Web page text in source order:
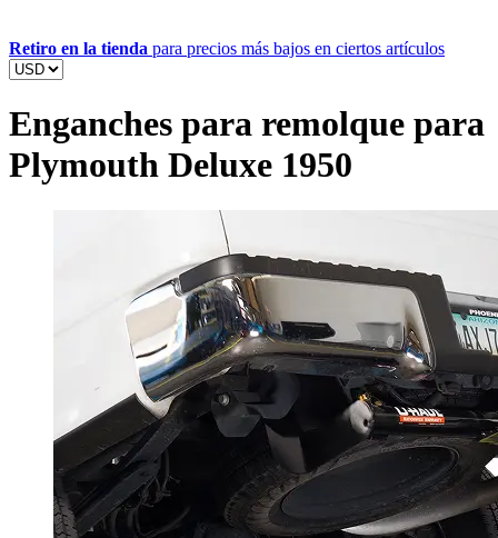
Retiro en la tienda para precios más bajos en ciertos artículos
Enganches para remolque para
Plymouth Deluxe 1950